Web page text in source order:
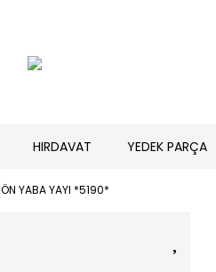
HIRDAVAT YEDEK PARÇA
ÖN YABA YAYI *5190*